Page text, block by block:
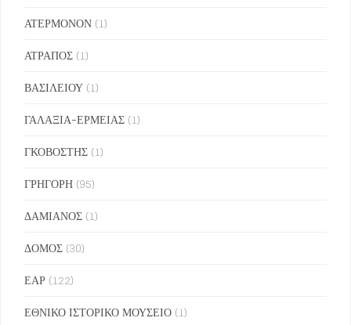
ΑΤΕΡΜΟΝΟΝ (1)
ΑΤΡΑΠΟΣ (1)
ΒΑΣΙΛΕΙΟΥ (1)
ΓΑΛΑΞΙΑ-ΕΡΜΕΙΑΣ (1)
ΓΚΟΒΟΣΤΗΣ (1)
ΓΡΗΓΟΡΗ (95)
ΔΑΜΙΑΝΟΣ (1)
ΔΟΜΟΣ (30)
ΕΑΡ (122)
ΕΘΝΙΚΟ ΙΣΤΟΡΙΚΟ ΜΟΥΣΕΙΟ (1)